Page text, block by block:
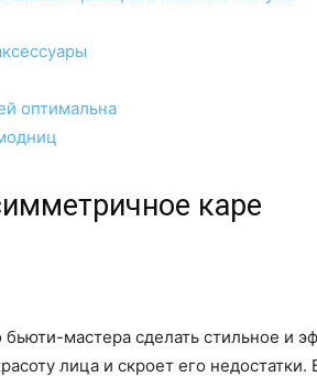
оптимальна
каре
мастера сделать стильное и
лица и скроет его